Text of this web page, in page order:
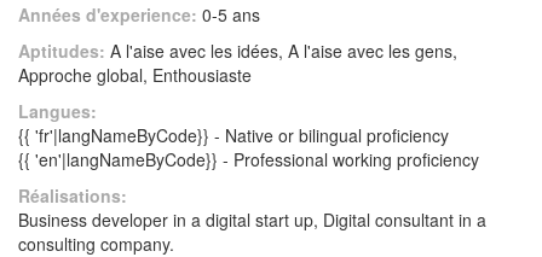
Années d'experience: 0-5 ans
Aptitudes: A l'aise avec les idées, A l'aise avec les gens,
Approche global, Enthousiaste
Langues:
{{ 'fr'|langNameByCode}} - Native or bilingual proficiency
{{ 'en'|langNameByCode}} - Professional working proficiency
Réalisations:
Business developer in a digital start up, Digital consultant in a
consulting company.